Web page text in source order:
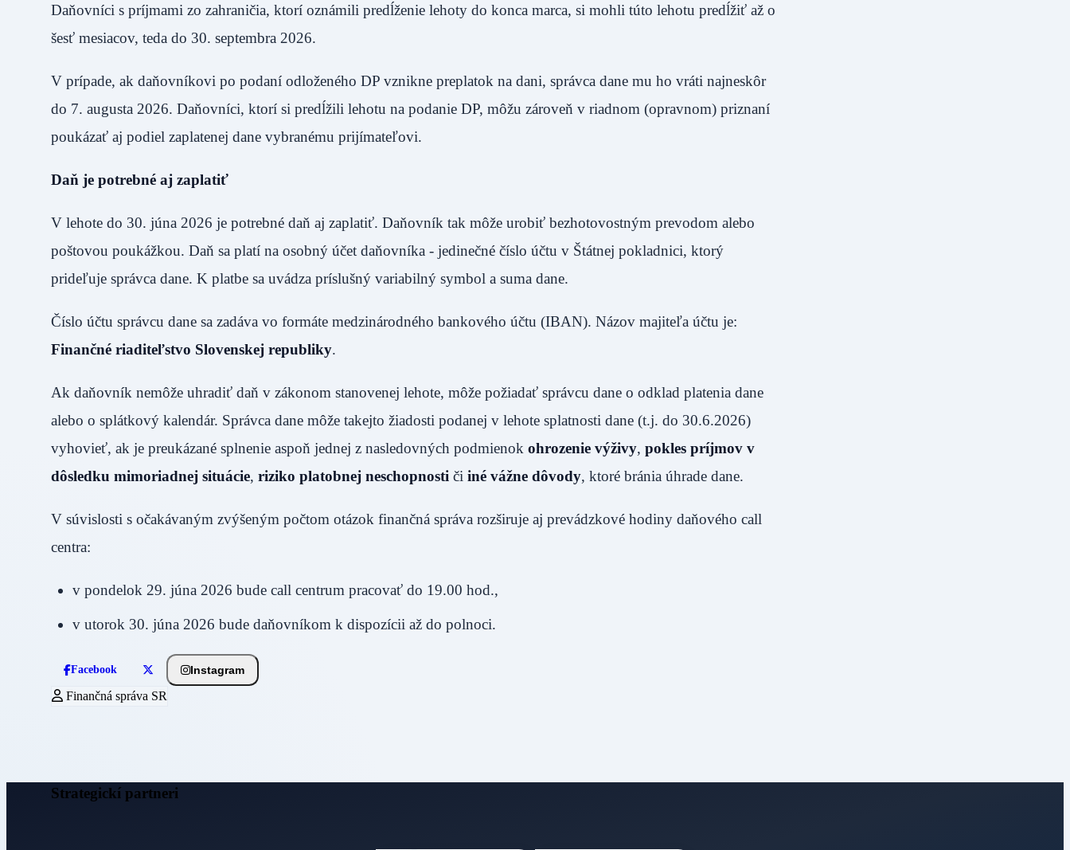
Daňovníci s príjmami zo zahraničia, ktorí oznámili predĺženie lehoty do konca marca, si mohli túto lehotu predĺžiť až o
šesť mesiacov, teda do 30. septembra 2026.
V prípade, ak daňovníkovi po podaní odloženého DP vznikne preplatok na dani, správca dane mu ho vráti najneskôr
do 7. augusta 2026. Daňovníci, ktorí si predĺžili lehotu na podanie DP, môžu zároveň v riadnom (opravnom) priznaní
poukázať aj podiel zaplatenej dane vybranému prijímateľovi.
Daň je potrebné aj zaplatiť
V lehote do 30. júna 2026 je potrebné daň aj zaplatiť. Daňovník tak môže urobiť bezhotovostným prevodom alebo
poštovou poukážkou. Daň sa platí na osobný účet daňovníka - jedinečné číslo účtu v Štátnej pokladnici, ktorý
prideľuje správca dane. K platbe sa uvádza príslušný variabilný symbol a suma dane.
Číslo účtu správcu dane sa zadáva vo formáte medzinárodného bankového účtu (IBAN). Názov majiteľa účtu je:
Finančné riaditeľstvo Slovenskej republiky.
Ak daňovník nemôže uhradiť daň v zákonom stanovenej lehote, môže požiadať správcu dane o odklad platenia dane
alebo o splátkový kalendár. Správca dane môže takejto žiadosti podanej v lehote splatnosti dane (t.j. do 30.6.2026)
vyhovieť, ak je preukázané splnenie aspoň jednej z nasledovných podmienok ohrozenie výživy, pokles príjmov v
dôsledku mimoriadnej situácie, riziko platobnej neschopnosti či iné vážne dôvody, ktoré bránia úhrade dane.
V súvislosti s očakávaným zvýšeným počtom otázok finančná správa rozširuje aj prevádzkové hodiny daňového call
centra:
v pondelok 29. júna 2026 bude call centrum pracovať do 19.00 hod.,
v utorok 30. júna 2026 bude daňovníkom k dispozícii až do polnoci.
Facebook Instagram
Finančná správa SR
Strategickí partneri